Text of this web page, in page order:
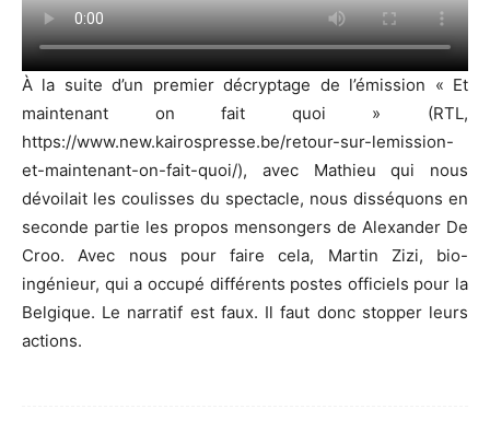
À la suite d’un premier décryptage de l’émission « Et
maintenant on fait quoi » (RTL,
https://www.new.kairospresse.be/retour-sur-lemission-
et-maintenant-on-fait-quoi/), avec Mathieu qui nous
dévoilait les coulisses du spectacle, nous disséquons en
seconde partie les propos mensongers de Alexander De
Croo. Avec nous pour faire cela, Martin Zizi, bio-
ingénieur, qui a occupé différents postes officiels pour la
Belgique. Le narratif est faux. Il faut donc stopper leurs
actions.